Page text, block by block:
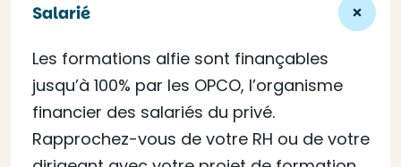
Salarié
Les formations alfie sont finançables
jusqu’à 100% par les OPCO, l’organisme
financier des salariés du privé.
Rapprochez-vous de votre RH ou de votre